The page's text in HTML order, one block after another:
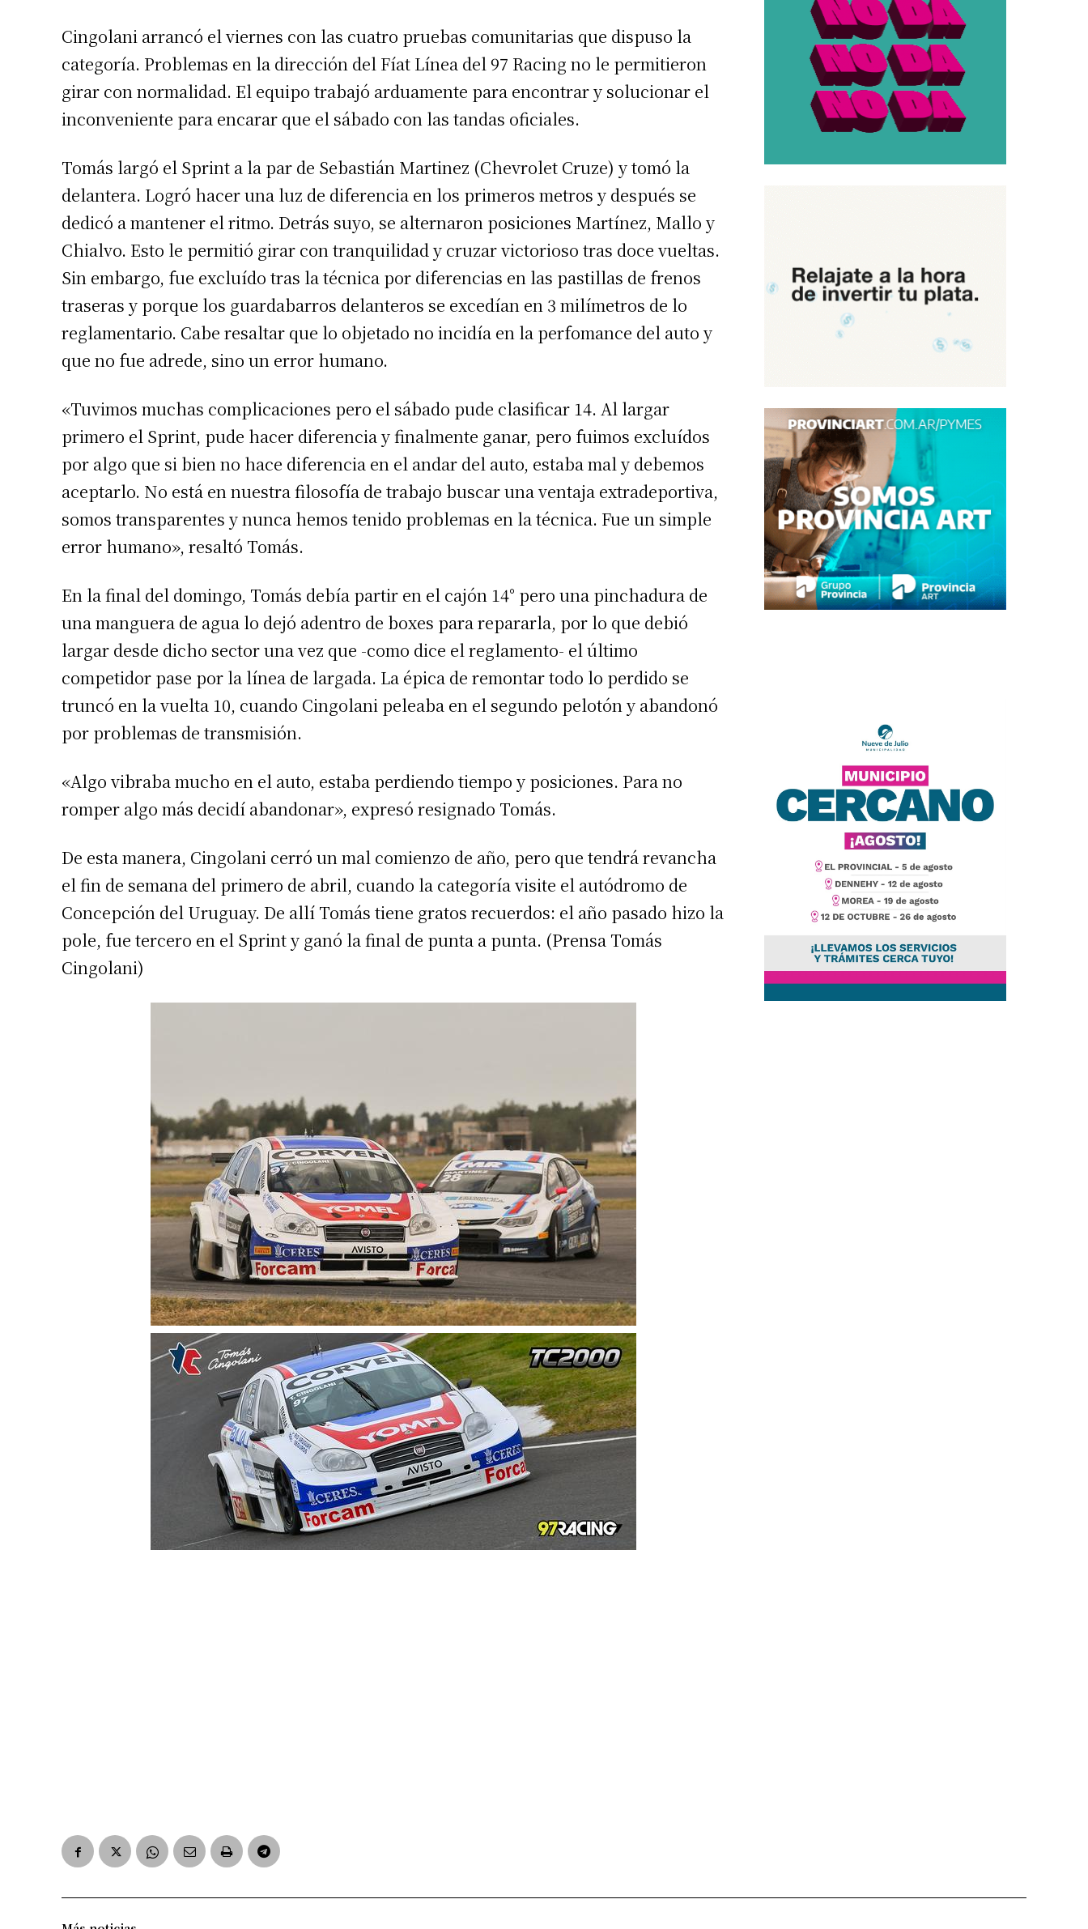
Suscribirme gratis
Nombre
Apellidos
Número de teléfono
Cingolani arrancó el viernes con las cuatro pruebas comunitarias que dispuso la
categoría. Problemas en la dirección del Fíat Línea del 97 Racing no le permitieron
girar con normalidad. El equipo trabajó arduamente para encontrar y solucionar el
inconveniente para encarar que el sábado con las tandas oficiales.
Tomás largó el Sprint a la par de Sebastián Martinez (Chevrolet Cruze) y tomó la
delantera. Logró hacer una luz de diferencia en los primeros metros y después se
dedicó a mantener el ritmo. Detrás suyo, se alternaron posiciones Martínez, Mallo y
Chialvo. Esto le permitió girar con tranquilidad y cruzar victorioso tras doce vueltas.
Sin embargo, fue excluído tras la técnica por diferencias en las pastillas de frenos
traseras y porque los guardabarros delanteros se excedían en 3 milímetros de lo
reglamentario. Cabe resaltar que lo objetado no incidía en la perfomance del auto y
que no fue adrede, sino un error humano.
«Tuvimos muchas complicaciones pero el sábado pude clasificar 14. Al largar
primero el Sprint, pude hacer diferencia y finalmente ganar, pero fuimos excluídos
por algo que si bien no hace diferencia en el andar del auto, estaba mal y debemos
aceptarlo. No está en nuestra filosofía de trabajo buscar una ventaja extradeportiva,
somos transparentes y nunca hemos tenido problemas en la técnica. Fue un simple
error humano», resaltó Tomás.
En la final del domingo, Tomás debía partir en el cajón 14° pero una pinchadura de
una manguera de agua lo dejó adentro de boxes para repararla, por lo que debió
largar desde dicho sector una vez que -como dice el reglamento- el último
competidor pase por la línea de largada. La épica de remontar todo lo perdido se
truncó en la vuelta 10, cuando Cingolani peleaba en el segundo pelotón y abandonó
por problemas de transmisión.
«Algo vibraba mucho en el auto, estaba perdiendo tiempo y posiciones. Para no
romper algo más decidí abandonar», expresó resignado Tomás.
De esta manera, Cingolani cerró un mal comienzo de año, pero que tendrá revancha
el fin de semana del primero de abril, cuando la categoría visite el autódromo de
Concepción del Uruguay. De allí Tomás tiene gratos recuerdos: el año pasado hizo la
pole, fue tercero en el Sprint y ganó la final de punta a punta. (Prensa Tomás
Cingolani)